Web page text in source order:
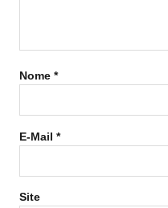
Nome *
E-Mail *
Site